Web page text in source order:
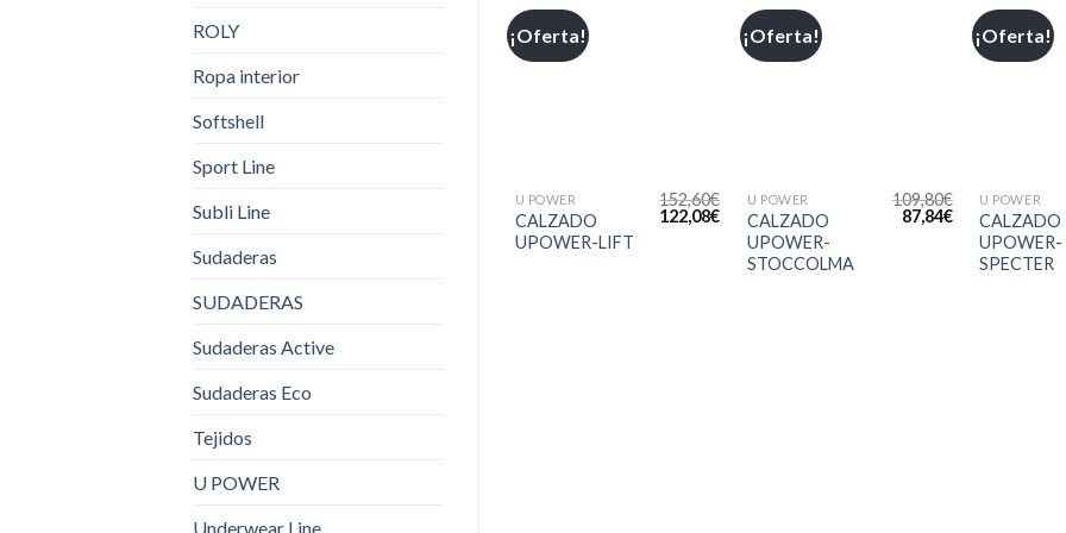
ROLY
Ropa interior
Softshell
Sport Line
Subli Line
Sudaderas
SUDADERAS
Sudaderas Active
Sudaderas Eco
Tejidos
U POWER
Underwear Line
¡Oferta!
U POWER
CALZADO
UPOWER-LIFT
152,60€
122,08€
¡Oferta!
U POWER
CALZADO
UPOWER-
STOCCOLMA
109,80€
87,84€
¡Oferta!
U POWER
CALZADO
UPOWER-
SPECTER